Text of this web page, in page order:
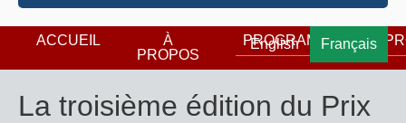
English Français
ACCUEIL
À
PROPOS
PROGRAMMES
La troisième édition du Prix